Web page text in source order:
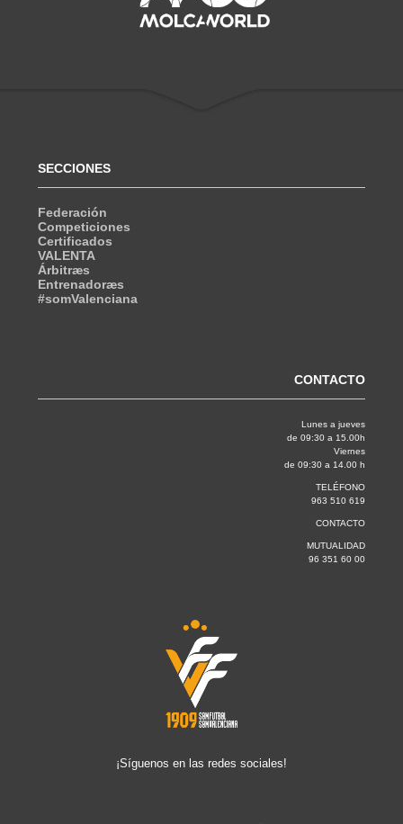
SECCIONES
Federación
Competiciones
Certificados
VALENTA
Árbitræs
Entrenadoræs
#somValenciana
CONTACTO
Lunes a jueves
de 09:30 a 15.00h
Viernes
de 09:30 a 14.00 h
TELÉFONO
963 510 619
CONTACTO
MUTUALIDAD
96 351 60 00
¡Síguenos en las redes sociales!